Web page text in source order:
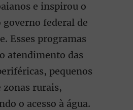
e inspirou o
governo federal de
Esses programas
atendimento das
pequenos
rurais,
o acesso à água.